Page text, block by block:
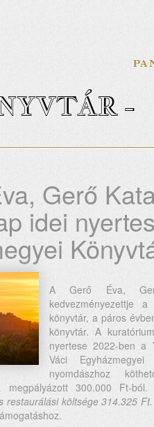
-
Gerő
idei
A Gerő Éva,
kedvezményezettje
könyvtár, a páros
könyvtár. A
nyertese 2022-ben a
Váci
nyomdászhoz
megpályázott 300.000 Ft-
restaurálási költsége 314.325 Ft.